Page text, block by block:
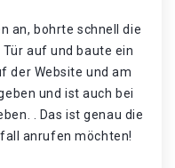
an, bohrte schnell die
auf und baute ein
der Website und am
und ist auch bei
. Das ist genau die
anrufen möchten!